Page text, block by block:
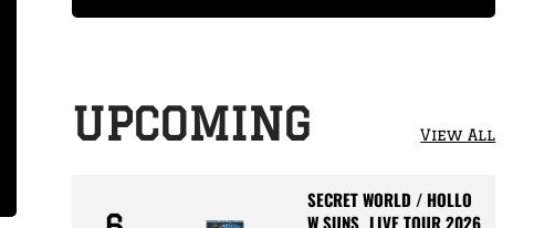
only 29 tickets left!
UPCOMING View All
SECRET WORLD / HOLLO
W SUNS LIVE TOUR 2026